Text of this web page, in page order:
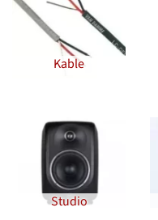
Kable
Studio